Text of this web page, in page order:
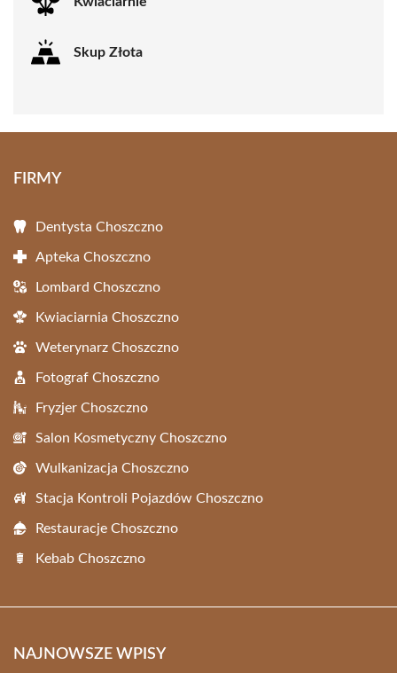
Skup Złota
FIRMY
Dentysta Choszczno
Apteka Choszczno
Lombard Choszczno
Kwiaciarnia Choszczno
Weterynarz Choszczno
Fotograf Choszczno
Fryzjer Choszczno
Salon Kosmetyczny Choszczno
Wulkanizacja Choszczno
Stacja Kontroli Pojazdów Choszczno
Restauracje Choszczno
Kebab Choszczno
NAJNOWSZE WPISY